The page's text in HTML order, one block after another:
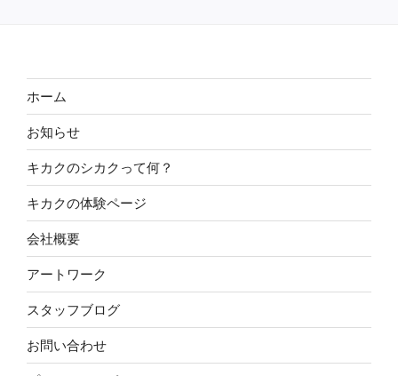
ホーム
お知らせ
キカクのシカクって何？
キカクの体験ページ
会社概要
アートワーク
スタッフブログ
お問い合わせ